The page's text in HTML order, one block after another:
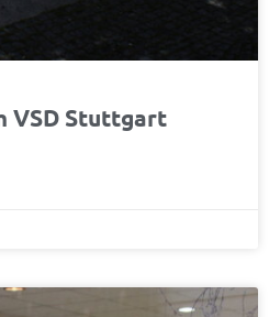
VSD Stuttgart